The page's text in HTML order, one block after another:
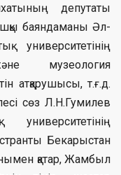
депутаты
баяндаманы Әл-
университетінің
музеология
атқарушысы, т.ғ.д.
сөз Л.Н.Гумилев
Бекарыстан
қатар, Жамбыл